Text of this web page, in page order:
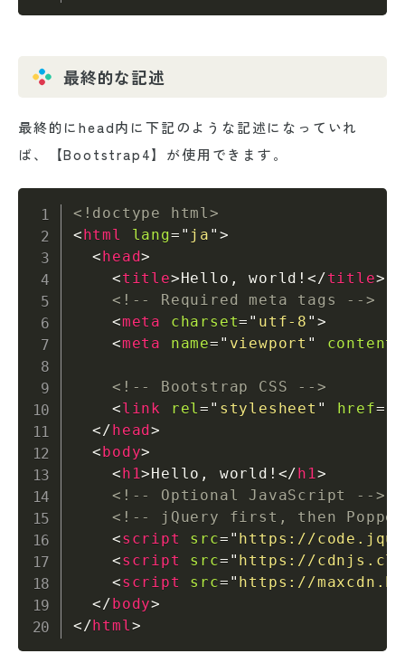
最終的な記述
最終的にhead内に下記のような記述になっていれ
ば、【Bootstrap4】が使用できます。
<!doctype html>
<html lang= " ja " >
<head>
<title>Hello, world!</title>
<!-- Required meta tags -->
<meta charset= " utf-8 " >
<meta name= " viewport " content
<!-- Bootstrap CSS -->
<link rel= " stylesheet " href=
</head>
<body>
<h1>Hello, world! </h1>
<!-- Optional JavaScript -->
<!-- jQuery first, then
<script src= " https://
<script src= " https://
<script src= " https://
</body>
</html>